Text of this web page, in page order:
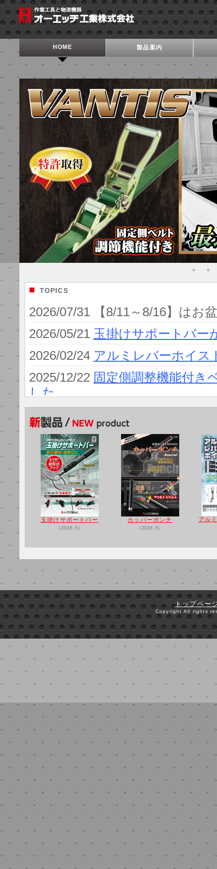
HOME 製品案内
TOPICS
玉掛けサポートバー
（2026.5）
カッパーポンチ
（2026.5）
アル
トップペー
Copyright All rights